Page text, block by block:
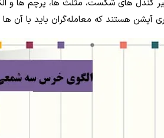
کندل‌ های شکست، مثلث ‌ها، پرچم ‌ها و
آپشن هستند که معامله‌گران باید با آن‌